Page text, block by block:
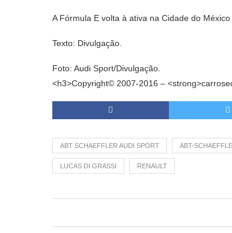
A Fórmula E volta à ativa na Cidade do
Texto: Divulgação.
Foto: Audi Sport/Divulgação.
<h3>Copyright© 2007-2016 –
ABT SCHAEFFLER AUDI SPORT ABT-
LUCAS DI GRASSI RENAULT